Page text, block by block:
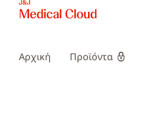
Αρχική Προϊόντα